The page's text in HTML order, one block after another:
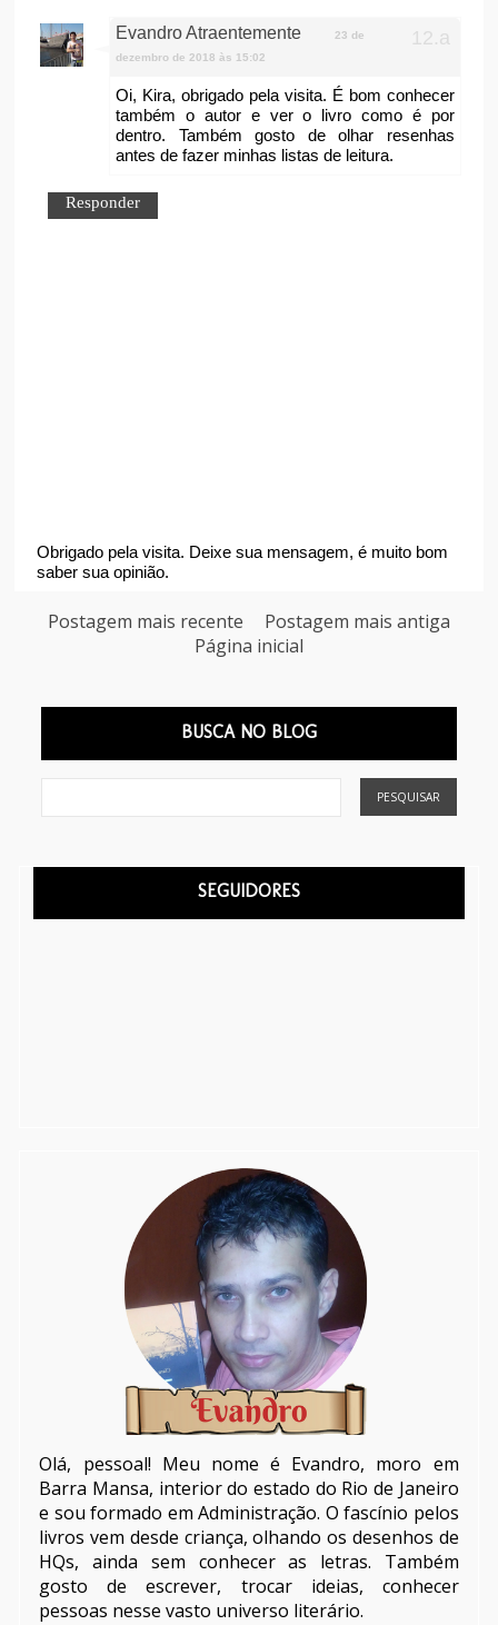
Evandro Atraentemente
23 de
dezembro de 2018 às 15:02
Oi, Kira, obrigado pela visita. É bom conhecer
também o autor e ver o livro como é por
dentro. Também gosto de olhar resenhas
antes de fazer minhas listas de leitura.
Responder
Obrigado pela visita. Deixe sua mensagem, é muito bom
saber sua opinião.
Postagem mais recente
Postagem mais antiga
Página inicial
BUSCA NO BLOG
SEGUIDORES
Olá, pessoal! Meu nome é Evandro, moro em
Barra Mansa, interior do estado do Rio de Janeiro
e sou formado em Administração. O fascínio pelos
livros vem desde criança, olhando os desenhos de
HQs, ainda sem conhecer as letras. Também
gosto de escrever, trocar ideias, conhecer
pessoas nesse vasto universo literário.